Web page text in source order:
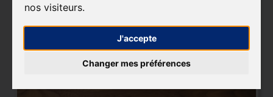
nos visiteurs.
J'accepte
Changer mes préférences